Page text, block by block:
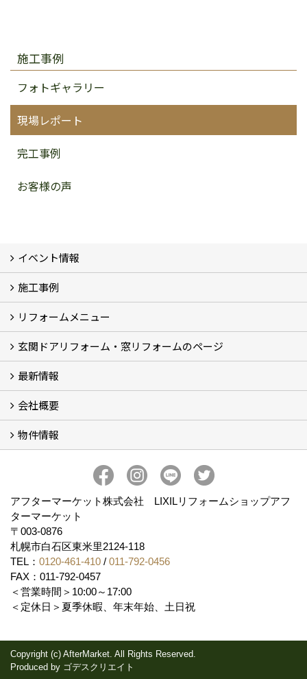
施工事例
フォトギャラリー
現場レポート
完工事例
お客様の声
イベント情報
イベント予告
イベント報告
施工事例
フォトギャラリー
BeforeAfter (29)
お客様の声
リフォームメニュー
リフォームの流れ
窓リフォーム (3)
玄関ドアリフォーム (2)
キッチンリフォーム (4)
浴室リフォーム (3)
トイレリフォーム (5)
洗面リフォーム (2)
マンションリフォーム (3)
収納リフォーム
カーポート工事
風除室工事
ウッドデッキ・タイルデッキ工事
エクステリア工事 (2)
内装リフォーム
雨樋設置・修繕
外壁張替・塗装 (2)
エアコン取付工事
玄関ドアリフォーム・窓リフォームのページ
玄関ドアリフォーム
内窓交換・外窓交換・ガラス交換 (18)
最新情報
補助金情報
各種キャンペーン (2)
会社概要
会社概要
コンセプト
アクセス
スタッフ紹介
スタッフブログ
プライバシーポリシー
アフターメンテナンス
お客様サポート
事業紹介
物件情報
アフターマーケット株式会社 LIXILリフォームショップアフ
ターマーケット
〒003-0876
札幌市白石区東米里2124-118
TEL： 0120-461-410 / 011-792-0456
FAX：011-792-0457
＜営業時間＞10:00～17:00
＜定休日＞夏季休暇、年末年始、土日祝
Copyright (c) AfterMarket. All Rights Reserved.
Produced by ゴデスクリエイト